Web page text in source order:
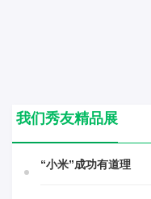
我们秀友精品展
“小米”成功有道理